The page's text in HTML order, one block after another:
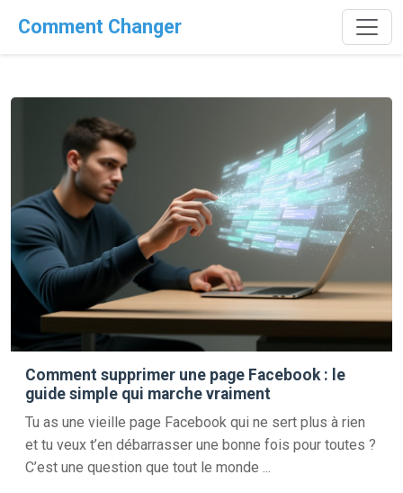
Comment Changer
Comment supprimer une page Facebook : le
guide simple qui marche vraiment
Tu as une vieille page Facebook qui ne sert plus à rien
et tu veux t’en débarrasser une bonne fois pour toutes ?
C’est une question que tout le monde ...